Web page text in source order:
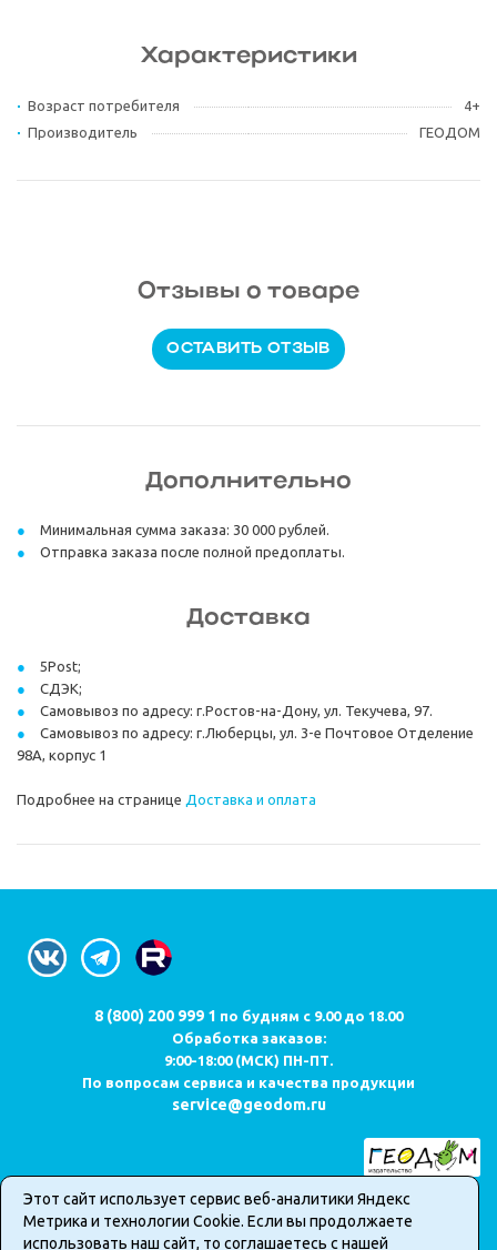
Характеристики
Возраст потребителя
4+
Производитель
ГЕОДОМ
Отзывы о товаре
ОСТАВИТЬ ОТЗЫВ
Дополнительно
Минимальная сумма заказа: 30 000 рублей.
Отправка заказа после полной предоплаты.
Доставка
5Post;
СДЭК;
Самовывоз по адресу: г.Ростов-на-Дону, ул. Текучева, 97.
Самовывоз по адресу: г.Люберцы, ул. 3-е Почтовое Отделение
98А, корпус 1
Подробнее на странице Доставка и оплата
8 (800) 200 999 1 по будням с 9.00 до 18.00
Обработка заказов:
9:00-18:00 (МСК) ПН-ПТ.
По вопросам сервиса и качества продукции
service@geodom.ru
Карта сайта
Публичная оферта о продаже товаров в интернет-магазине
Этот сайт использует сервис веб-аналитики Яндекс
Метрика и технологии Cookie. Если вы продолжаете
использовать наш сайт, то соглашаетесь с нашей